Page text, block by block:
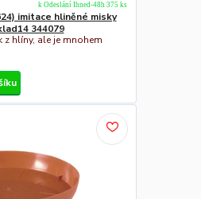
imitace hliněné misky
344079
hlíny, ale je mnohem
k Odeslání Ihned-48h 375 ks